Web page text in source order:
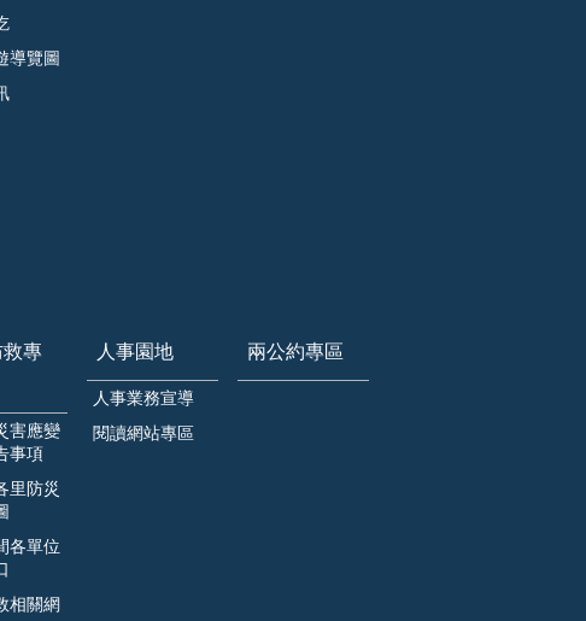
導覽圖
救專
害應變
事項
里防災
各單位
相關網
人事園地
人事業務宣導
閱讀網站專區
兩公約專區